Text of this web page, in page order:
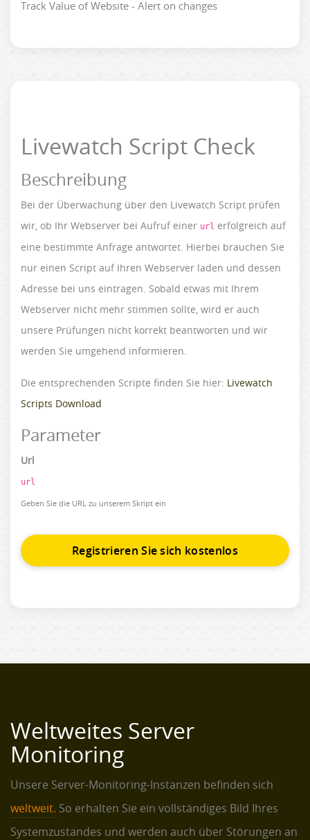
Track Value of Website - Alert on changes
Livewatch Script Check
Beschreibung
Bei der Überwachung über den Livewatch Script prüfen
wir, ob Ihr Webserver bei Aufruf einer url erfolgreich auf
eine bestimmte Anfrage antwortet. Hierbei brauchen Sie
nur einen Script auf Ihren Webserver laden und dessen
Adresse bei uns eintragen. Sobald etwas mit Ihrem
Webserver nicht mehr stimmen sollte, wird er auch
unsere Prüfungen nicht korrekt beantworten und wir
werden Sie umgehend informieren.
Die entsprechenden Scripte finden Sie hier: Livewatch
Scripts Download
Parameter
Url
url
Geben Sie die URL zu unserem Skript ein
Registrieren Sie sich kostenlos
Weltweites Server
Monitoring
Unsere Server-Monitoring-Instanzen befinden sich
weltweit. So erhalten Sie ein vollständiges Bild Ihres
Systemzustandes und werden auch über Störungen an